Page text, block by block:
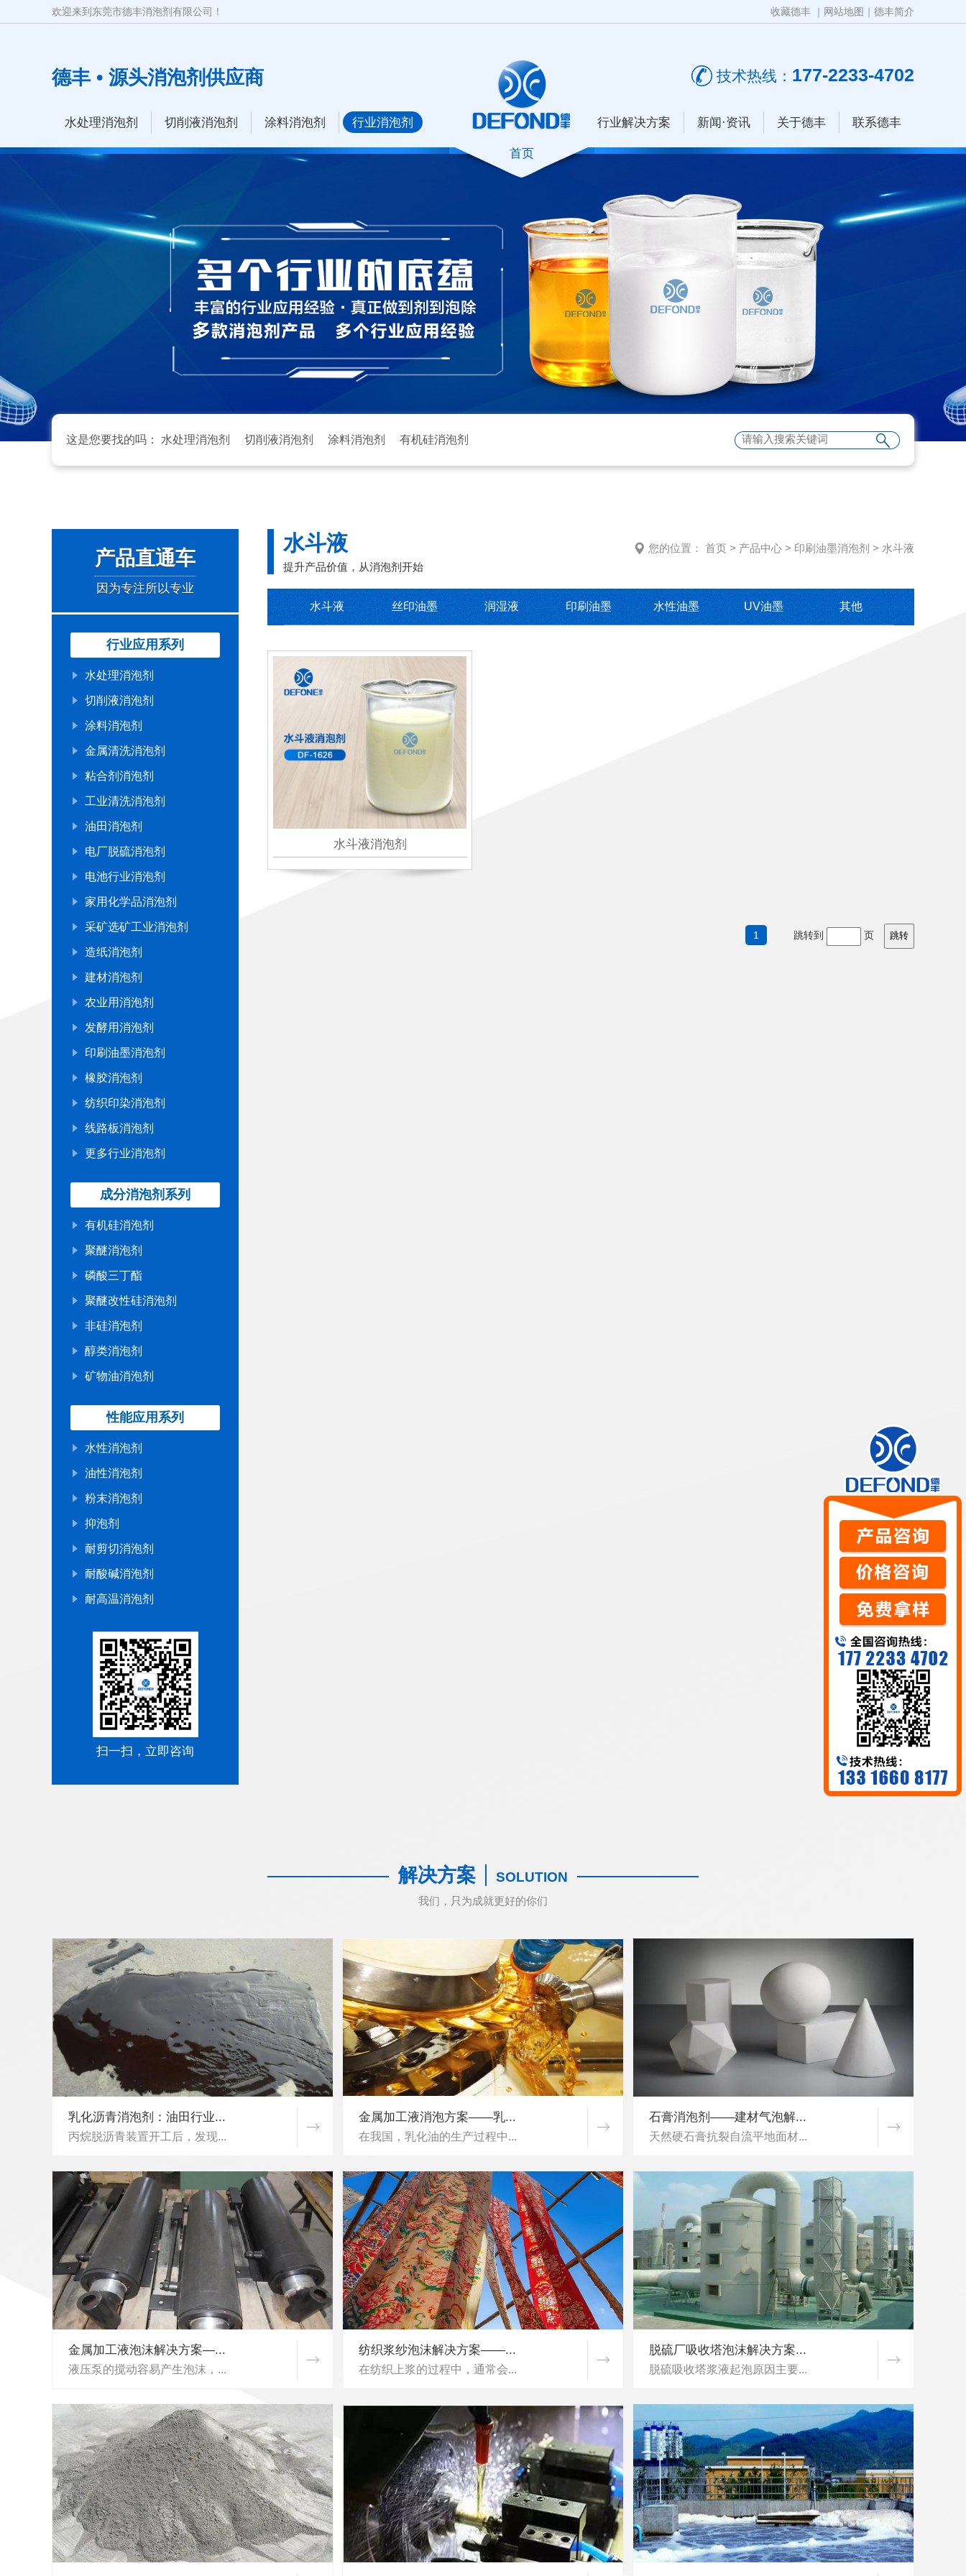
欢迎来到东莞市德丰消泡剂有限公司！ 收藏德丰 ｜ 网站地图 ｜ 德丰简介
德丰 • 源头消泡剂供应商 技术热线： 177-2233-4702
水处理消泡剂 切削液消泡剂 涂料消泡剂 行业消泡剂
首页
行业解决方案 新闻·资讯 关于德丰 联系德丰
这是您要找的吗： 水处理消泡剂 切削液消泡剂 涂料消泡剂 有机硅消泡剂
产品直通车
因为专注所以专业
行业应用系列
水处理消泡剂
切削液消泡剂
涂料消泡剂
金属清洗消泡剂
粘合剂消泡剂
工业清洗消泡剂
油田消泡剂
电厂脱硫消泡剂
电池行业消泡剂
家用化学品消泡剂
采矿选矿工业消泡剂
造纸消泡剂
建材消泡剂
农业用消泡剂
发酵用消泡剂
印刷油墨消泡剂
橡胶消泡剂
纺织印染消泡剂
线路板消泡剂
更多行业消泡剂
成分消泡剂系列
有机硅消泡剂
聚醚消泡剂
磷酸三丁酯
聚醚改性硅消泡剂
非硅消泡剂
醇类消泡剂
矿物油消泡剂
性能应用系列
水性消泡剂
油性消泡剂
粉末消泡剂
抑泡剂
耐剪切消泡剂
耐酸碱消泡剂
耐高温消泡剂
扫一扫，立即咨询
水斗液
提升产品价值，从消泡剂开始
您的位置： 首页 > 产品中心 > 印刷油墨消泡剂 > 水斗液
水斗液 丝印油墨 润湿液 印刷油墨 水性油墨 UV油墨 其他
水斗液消泡剂
1 跳转到 页
解决方案 SOLUTION
我们，只为成就更好的你们
乳化沥青消泡剂：油田行业...
丙烷脱沥青装置开工后，发现...
金属加工液消泡方案——乳...
在我国，乳化油的生产过程中...
石膏消泡剂——建材气泡解...
天然硬石膏抗裂自流平地面材...
金属加工液泡沫解决方案—...
液压泵的搅动容易产生泡沫，...
纺织浆纱泡沫解决方案——...
在纺织上浆的过程中，通常会...
脱硫厂吸收塔泡沫解决方案...
脱硫吸收塔浆液起泡原因主要...